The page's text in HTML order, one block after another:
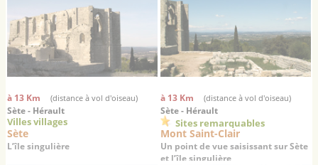
superbe vue sur la plaine de
Gigean
à 13 Km (distance à vol d'oiseau)
Sète - Hérault
Villes villages
Sète
L’île singulière
à 13 Km (distance à vol d'oiseau)
Sète - Hérault
Sites remarquables
Mont Saint-Clair
Un point de vue saisissant sur Sète
et l’île singulière